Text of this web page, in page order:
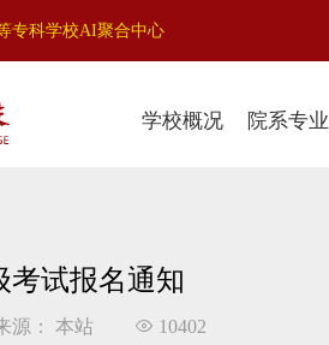
专科学校AI聚合中心
学校概况 院系专业
考试报名通知
源： 本站 10402